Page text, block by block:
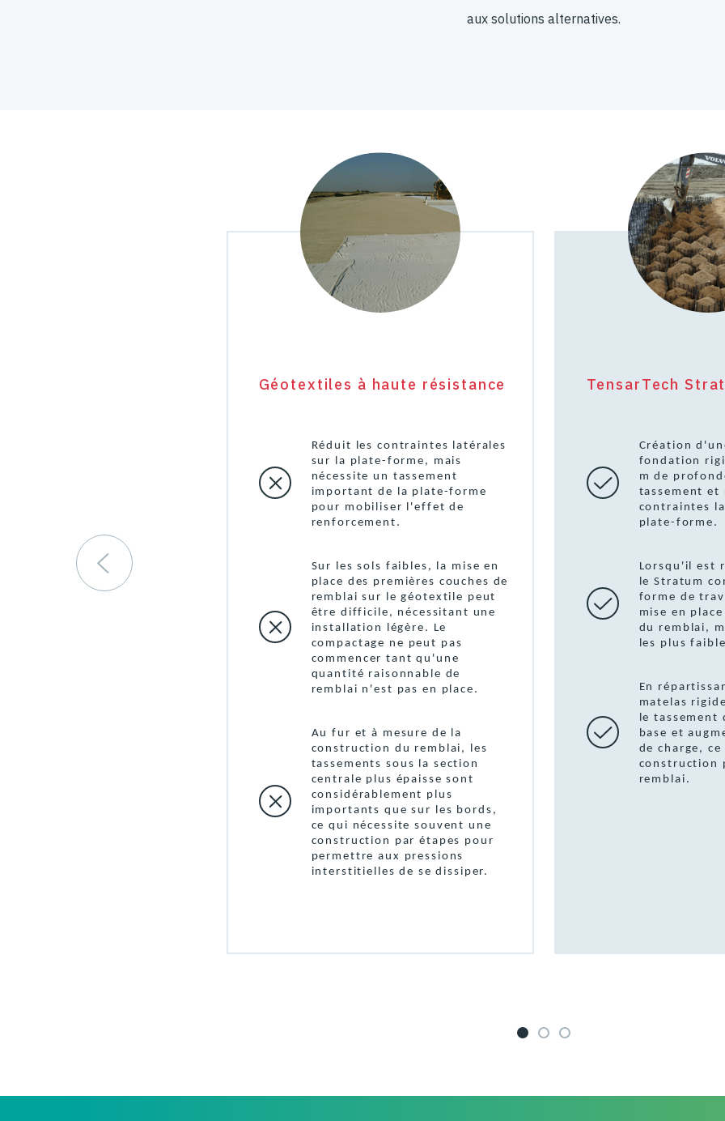
aux solutions alternatives.
Géotextiles à haute résistance
Réduit les contraintes latérales
sur la plate-forme, mais
nécessite un tassement
important de la plate-forme
pour mobiliser l'effet de
renforcement.
Sur les sols faibles, la mise en
place des premières couches de
remblai sur le géotextile peut
être difficile, nécessitant une
installation légère. Le
compactage ne peut pas
commencer tant qu'une
quantité raisonnable de
remblai n'est pas en place.
Au fur et à mesure de la
construction du remblai, les
tassements sous la section
centrale plus épaisse sont
considérablement plus
importants que sur les bords,
ce qui nécessite souvent une
construction par étapes pour
permettre aux pressions
interstitielles de se dissiper.
TensarTech
Création
fondation
m de
tassement et
contraintes
plate-forme.
Lorsqu'il est
le Stratum
forme de
mise en
du remblai,
les plus
En
matelas
le
base et
de charge,
construction
remblai.